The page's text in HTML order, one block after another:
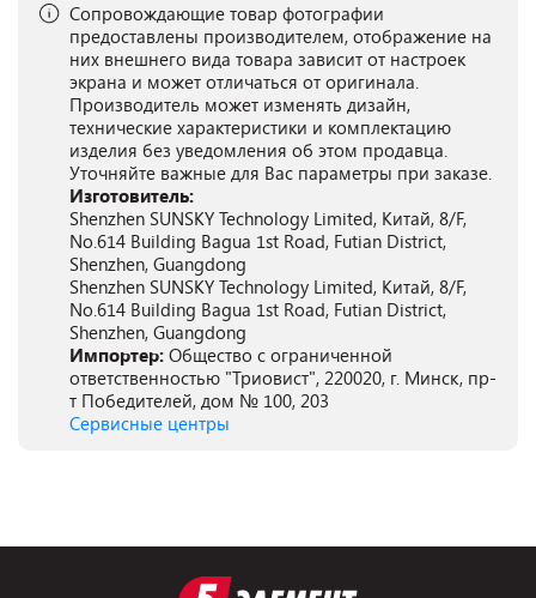
Сопровождающие товар фотографии
предоставлены производителем, отображение на
них внешнего вида товара зависит от настроек
экрана и может отличаться от оригинала.
Производитель может изменять дизайн,
технические характеристики и комплектацию
изделия без уведомления об этом продавца.
Уточняйте важные для Вас параметры при заказе.
Изготовитель:
Shenzhen SUNSKY Technology Limited, Китай, 8/F,
No.614 Building Bagua 1st Road, Futian District,
Shenzhen, Guangdong
Shenzhen SUNSKY Technology Limited, Китай, 8/F,
No.614 Building Bagua 1st Road, Futian District,
Shenzhen, Guangdong
Импортер: Общество с ограниченной
ответственностью "Триовист", 220020, г. Минск, пр-
т Победителей, дом № 100, 203
Сервисные центры